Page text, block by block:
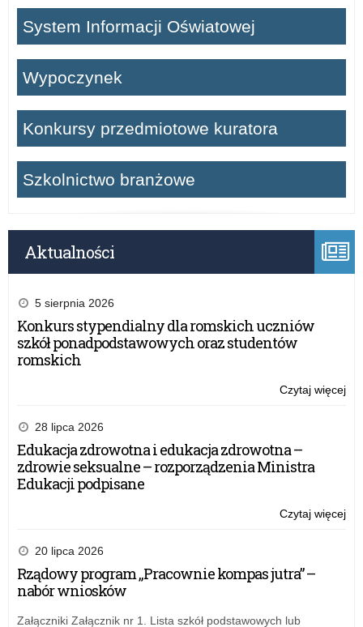
System Informacji Oświatowej
Wypoczynek
Konkursy przedmiotowe kuratora
Szkolnictwo branżowe
Aktualności
5 sierpnia 2026
Konkurs stypendialny dla romskich uczniów
szkół ponadpodstawowych oraz studentów
romskich
Czytaj więcej
28 lipca 2026
Edukacja zdrowotna i edukacja zdrowotna –
zdrowie seksualne – rozporządzenia Ministra
Edukacji podpisane
Czytaj więcej
20 lipca 2026
Rządowy program „Pracownie kompas jutra” –
nabór wniosków
Załączniki Załącznik nr 1. Lista szkół podstawowych lub